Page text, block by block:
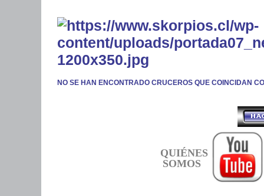
NO SE HAN ENCONTRADO CRUCEROS QUE COINCIDAN
QUIÉNES
SOMOS